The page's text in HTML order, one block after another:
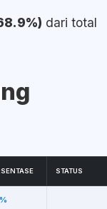
dari total
STATUS